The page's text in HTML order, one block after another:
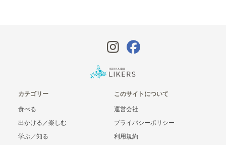
カテゴリー
食べる
出かける／楽しむ
学ぶ／知る
このサイトについて
運営会社
プライバシーポリシー
利用規約